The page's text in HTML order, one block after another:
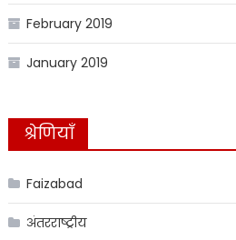
February 2019
January 2019
श्रेणियाँ
Faizabad
अंतरराष्ट्रीय